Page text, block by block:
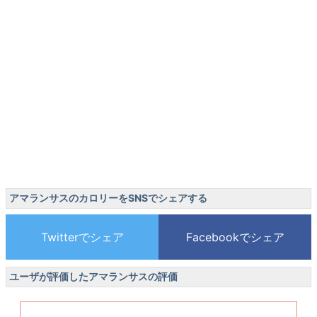
アマランサスのカロリーをSNSでシェアする
ユーザが評価したアマランサスの評価